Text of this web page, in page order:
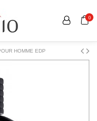
0
HOMME EDP